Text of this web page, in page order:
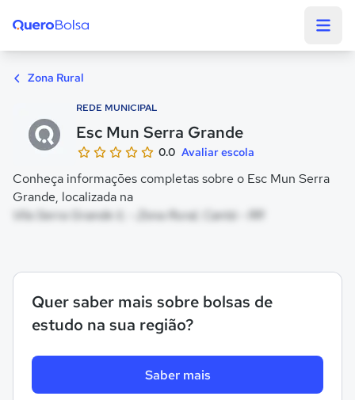
Zona Rural
REDE MUNICIPAL
Esc Mun Serra Grande
0.0 Avaliar escola
Conheça informações completas sobre o Esc Mun Serra
Grande, localizada na
Vila Serra Grande Ii, - Zona Rural, Cantá - RR
Quer saber mais sobre bolsas de
estudo na sua região?
Saber mais